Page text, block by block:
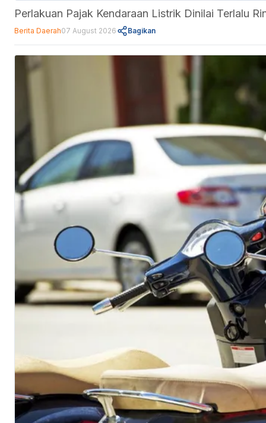
Perlakuan Pajak Kendaraan Listrik Dinilai Terlalu
Berita Daerah07 August 2026 Bagikan